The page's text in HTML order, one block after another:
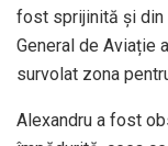
fost sprijinită și din
General de Aviație
survolat zona
Alexandru a fost